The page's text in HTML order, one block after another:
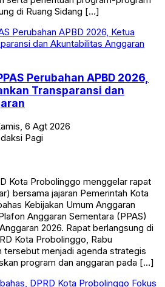
di Ruang Sidang […]
Perubahan APBD 2026,
Transparansi dan
6 Agt 2026
Pagi
Kota Probolinggo menggelar rapat
bersama jajaran Pemerintah Kota
Kebijakan Umum Anggaran
Anggaran Sementara (PPAS)
2026. Rapat berlangsung di
Kota Probolinggo, Rabu
tersebut menjadi agenda strategis
program dan anggaran pada […]